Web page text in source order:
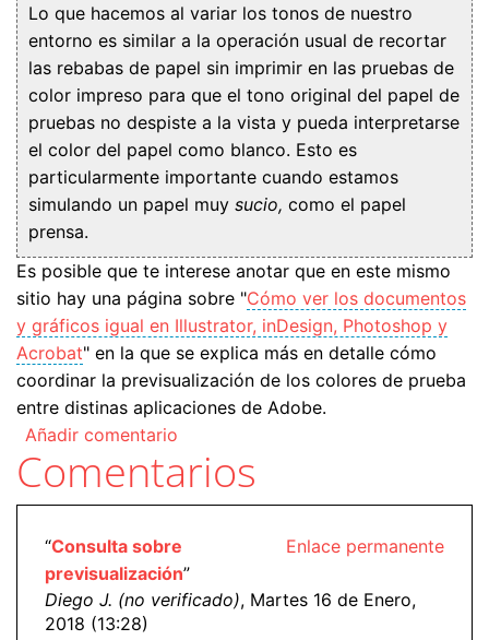
Lo que hacemos al variar los tonos de nuestro
entorno es similar a la operación usual de recortar
las rebabas de papel sin imprimir en las pruebas de
color impreso para que el tono original del papel de
pruebas no despiste a la vista y pueda interpretarse
el color del papel como blanco. Esto es
particularmente importante cuando estamos
simulando un papel muy sucio, como el papel
prensa.
Es posible que te interese anotar que en este mismo
sitio hay una página sobre "Cómo ver los documentos
y gráficos igual en Illustrator, inDesign, Photoshop y
Acrobat" en la que se explica más en detalle cómo
coordinar la previsualización de los colores de prueba
entre distinas aplicaciones de Adobe.
Añadir comentario
Comentarios
Enlace permanente
“Consulta sobre
previsualización”
Diego J. (no verificado), Martes 16 de Enero,
2018 (13:28)